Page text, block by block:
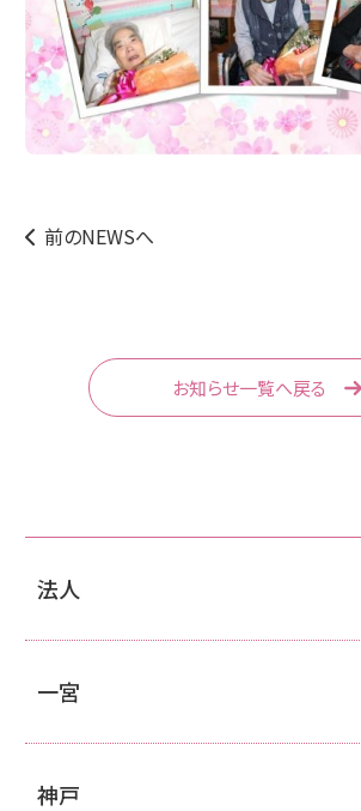
前のNEWSへ
お知らせ一覧へ戻る
法人
一宮
神戸